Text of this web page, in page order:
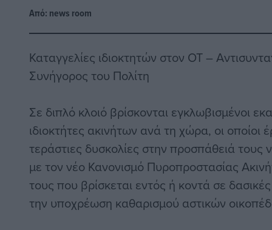
Από: news room
Καταγγελίες ιδιοκτητών στον ΟΤ –
Συνήγορος του Πολίτη
Σε διπλό κλοιό βρίσκονται εγκλωβισμένοι
ιδιοκτήτες ακινήτων ανά τη χώρα, οι οποίοι
τεράστιες δυσκολίες στην προσπάθειά
με τον νέο Κανονισμό Πυροπροστασίας
τους που βρίσκεται εντός ή κοντά σε
την υποχρέωση καθαρισμού αστικών